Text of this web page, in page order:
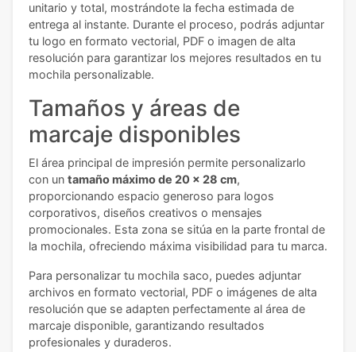
unitario y total, mostrándote la fecha estimada de
entrega al instante. Durante el proceso, podrás adjuntar
tu logo en formato vectorial, PDF o imagen de alta
resolución para garantizar los mejores resultados en tu
mochila personalizable.
Tamaños y áreas de
marcaje disponibles
El área principal de impresión permite personalizarlo
con un tamaño máximo de 20 x 28 cm,
proporcionando espacio generoso para logos
corporativos, diseños creativos o mensajes
promocionales. Esta zona se sitúa en la parte frontal de
la mochila, ofreciendo máxima visibilidad para tu marca.
Para personalizar tu mochila saco, puedes adjuntar
archivos en formato vectorial, PDF o imágenes de alta
resolución que se adapten perfectamente al área de
marcaje disponible, garantizando resultados
profesionales y duraderos.